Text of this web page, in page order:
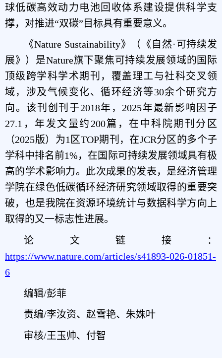
球低碳高效动力电池回收体系建设提供科学支
撑，对推进“双碳”目标具有重要意义。
《Nature Sustainability》（《自然·可持续发
展》）是Nature旗下聚焦可持续发展领域的国际
顶级跨学科学术期刊，覆盖理工与社科交叉领
域，涉及气候变化、循环经济等30余个研究方
向。该刊创刊于2018年，2025年最新影响因子
27.1，年发文量约200篇，在中科院期刊分区
（2025版）为1区TOP期刊，在JCR分区的多个子
学科中排名前1%，在国际可持续发展领域具有极
高的学术影响力。此次成果的发表，是经济管理
学院在绿色低碳循环经济研究领域取得的重要突
破，也是我院在资源环境统计与数据科学方向上
取得的又一标志性进展。
论文链接：
https://www.nature.com/articles/s41893-026-01851-
6
编辑/彭菲
责编/李汝资、赵雪艳、朱姝叶
审核/王玉帅、付智